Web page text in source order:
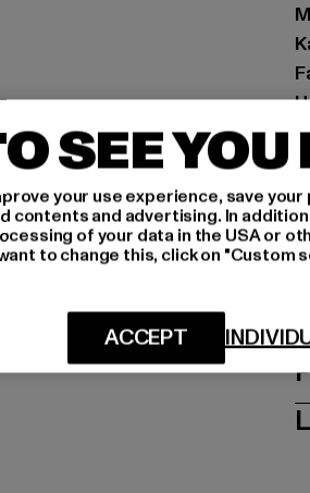
SEE YOU
your use experience, save
contents and advertising. In
of your data in the USA or
to change this, click on "Custom
ACCEPT